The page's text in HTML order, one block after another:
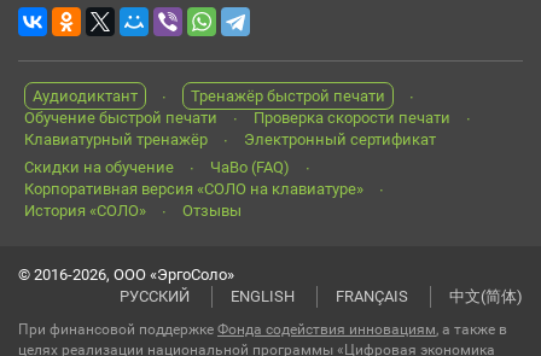
Аудиодиктант
Тренажёр быстрой печати
Обучение быстрой печати
Проверка скорости печати
Клавиатурный тренажёр
Электронный сертификат
Скидки на обучение
ЧаВо (FAQ)
Корпоративная версия «СОЛО на клавиатуре»
История «СОЛО»
Отзывы
© 2016-2026, ООО «ЭргоСоло»
РУССКИЙ
ENGLISH FRANÇAIS 中文(简体)
При финансовой поддержке Фонда содействия инновациям, а также в
целях реализации национальной программы «Цифровая экономика